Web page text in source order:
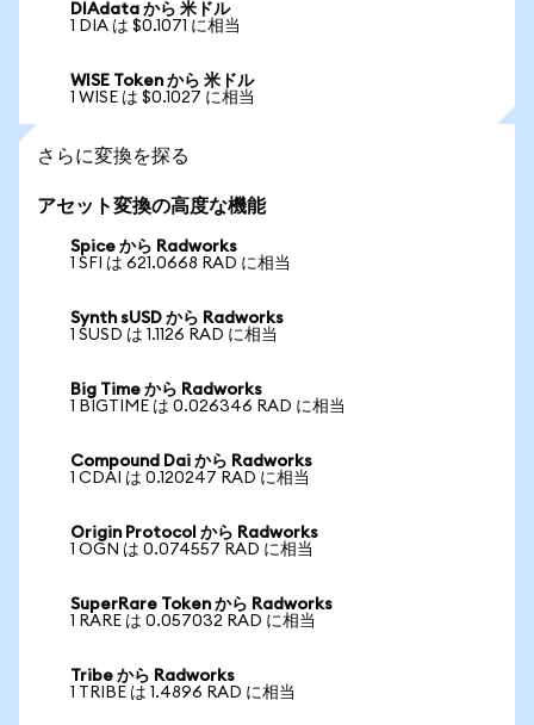
DIAdata から 米ドル
1 DIA は $0.1071 に相当
WISE Token から 米ドル
1 WISE は $0.1027 に相当
さらに変換を探る
アセット変換の高度な機能
Spice から Radworks
1 SFI は 621.0668 RAD に相当
Synth sUSD から Radworks
1 SUSD は 1.1126 RAD に相当
Big Time から Radworks
1 BIGTIME は 0.026346 RAD に相当
Compound Dai から Radworks
1 CDAI は 0.120247 RAD に相当
Origin Protocol から Radworks
1 OGN は 0.074557 RAD に相当
SuperRare Token から Radworks
1 RARE は 0.057032 RAD に相当
Tribe から Radworks
1 TRIBE は 1.4896 RAD に相当